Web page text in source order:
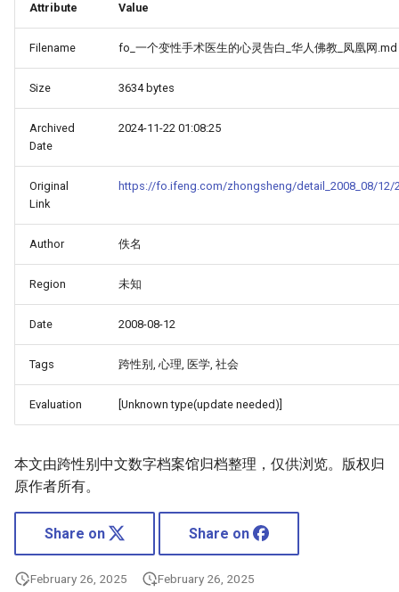
Attribute Value
Filename fo_一个变性手术医生的心灵告白_华人佛教_凤凰网.md
Size 3634 bytes
Archived
Date
2024-11-22 01:08:25
Original
Link
https://fo.ifeng.com/zhongsheng/detail_2008_08/12/
Author 佚名
Region 未知
Date 2008-08-12
Tags 跨性别, 心理, 医学, 社会
Evaluation [Unknown type(update needed)]
本文由跨性别中文数字档案馆归档整理，仅供浏览。版权归
原作者所有。
Share on Share on
February 26, 2025 February 26, 2025